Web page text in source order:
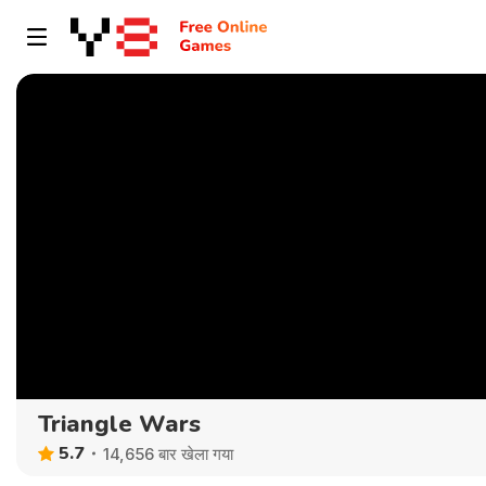
Triangle Wars
5.7 14,656 बार खेला गया